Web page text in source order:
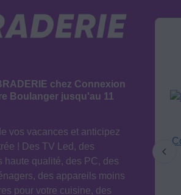
chez Connexion
Boulanger jusqu'au 11
vos vacances et anticipez
! Des TV Led, des
haute qualité, des PC, des
des appareils moins
pour votre cuisine, des